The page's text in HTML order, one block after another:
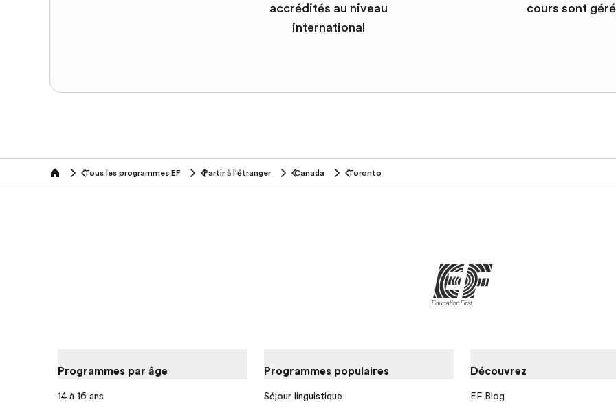
accrédités au niveau
international
cours sont
home Tous les programmes EF Partir à l'étranger Canada Toronto
Programmes par âge
14 à 16 ans
Programmes populaires
Séjour linguistique
Découvrez
EF Blog